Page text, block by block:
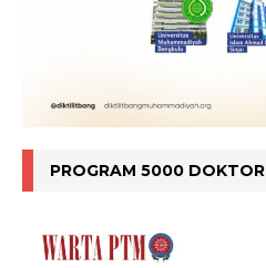
PROGRAM 5000 DOKTOR